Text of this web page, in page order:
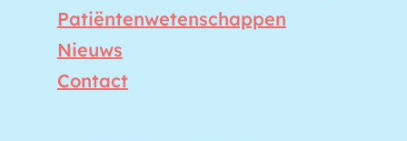
Patiëntenwetenschappen
Nieuws
Contact